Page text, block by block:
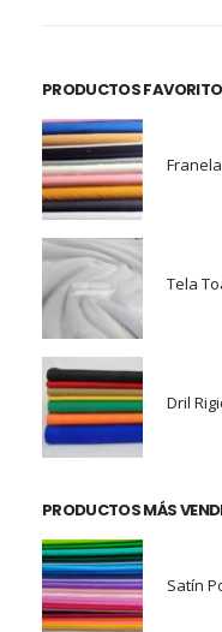
PRODUCTOS
Tela
Dril
PRODUCTOS MÁS
Satín